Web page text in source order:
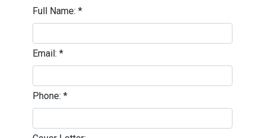
Full Name: *
Email: *
Phone: *